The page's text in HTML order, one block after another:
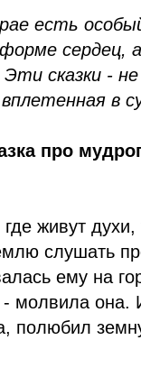
есть
сердец,
Эти сказки -
в
про
живут
слушать
ему на
молвила она.
полюбил